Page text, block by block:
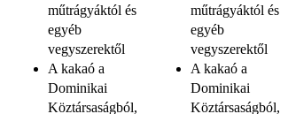
műtrágyáktól és
egyéb
vegyszerektől
A kakaó a
Dominikai
Köztársaságból,
műtrágyáktól és
egyéb
vegyszerektől
A kakaó a
Dominikai
Köztársaságból,